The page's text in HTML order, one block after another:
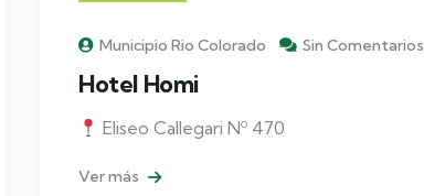
Municipio Rio Colorado Sin Comentarios
Hotel Homi
Eliseo Callegari Nº 470
Ver más